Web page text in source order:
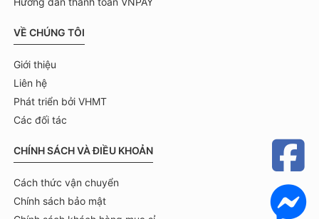
VỀ CHÚNG TÔI
Giới thiệu
Liên hệ
Phát triển bởi VHMT
Các đối tác
CHÍNH SÁCH VÀ ĐIỀU KHOẢN
Cách thức vận chuyển
Chính sách bảo mật